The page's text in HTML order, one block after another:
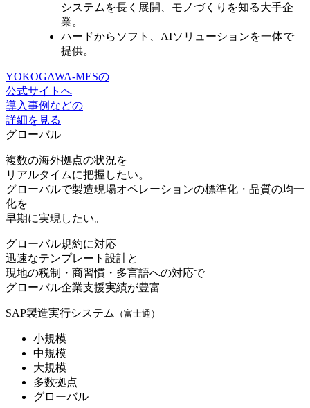
システムを長く展開、 モノづくりを知る大手企
業。
ハードからソフト、AIソリューションを一体で
提供。
YOKOGAWA-MESの
公式サイトへ
導入事例などの
詳細を見る
グローバル
複数の海外拠点の状況を
リアルタイムに把握したい。
グローバルで製造現場オペレーションの標準化・品質の均一
化を
早期に実現したい。
グローバル規約に対応
迅速なテンプレート設計と
現地の税制・商習慣・多言語への対応で
グローバル企業支援実績が豊富
SAP製造実行システム （富士通）
小規模
中規模
大規模
多数拠点
グローバル